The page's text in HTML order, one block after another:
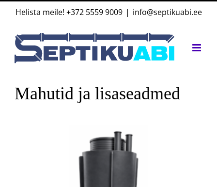
Helista meile! +372 5559 9009 | info@septikuabi.ee
Mahutid ja lisaseadmed